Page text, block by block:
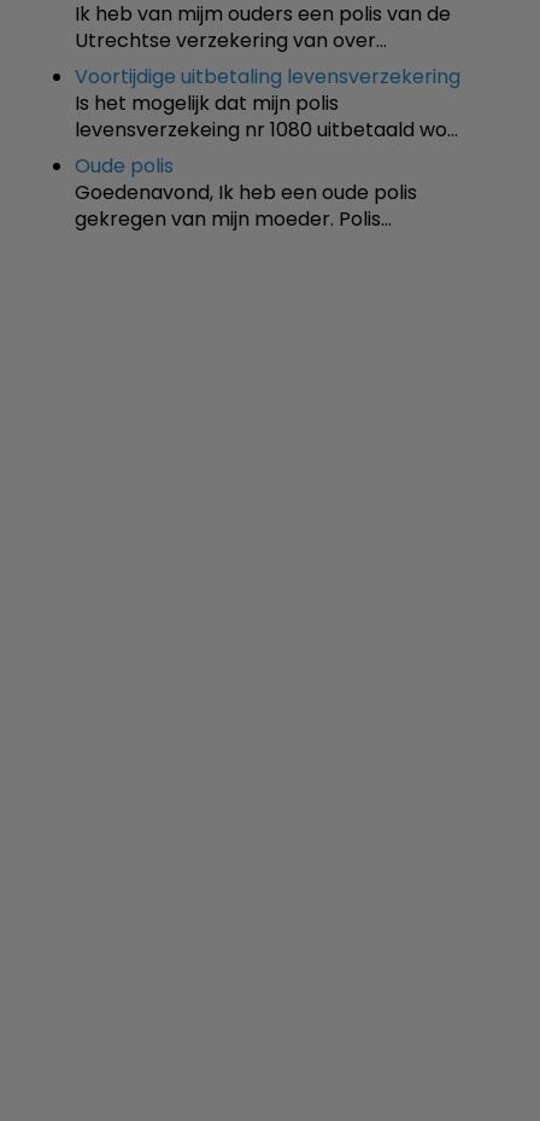
Ik heb van mijm ouders een polis van de
Utrechtse verzekering van over…
Voortijdige uitbetaling levensverzekering
Is het mogelijk dat mijn polis
levensverzekeing nr 1080 uitbetaald wo…
Oude polis
Goedenavond, Ik heb een oude polis
gekregen van mijn moeder. Polis…